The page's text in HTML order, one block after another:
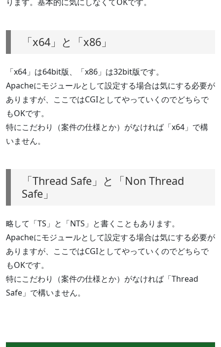
「x64」と「x86」
「x64」は64bit版、「x86」は32bit版です。
Apacheにモジュールとして設定する場合は気にする必要が
ありますが、ここではCGIとしてやっていくのでどちらで
もOKです。
特にこだわり（案件の仕様とか）がなければ「x64」で構
いません。
「Thread Safe」と「Non Thread
Safe」
略して「TS」と「NTS」と書くこともあります。
Apacheにモジュールとして設定する場合は気にする必要が
ありますが、ここではCGIとしてやっていくのでどちらで
もOKです。
特にこだわり（案件の仕様とか）がなければ「Thread
Safe」で構いません。